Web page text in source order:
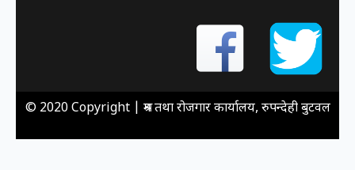
© 2020 Copyright | श्रम तथा रोजगार कार्यालय, रुपन्देही बुटवल